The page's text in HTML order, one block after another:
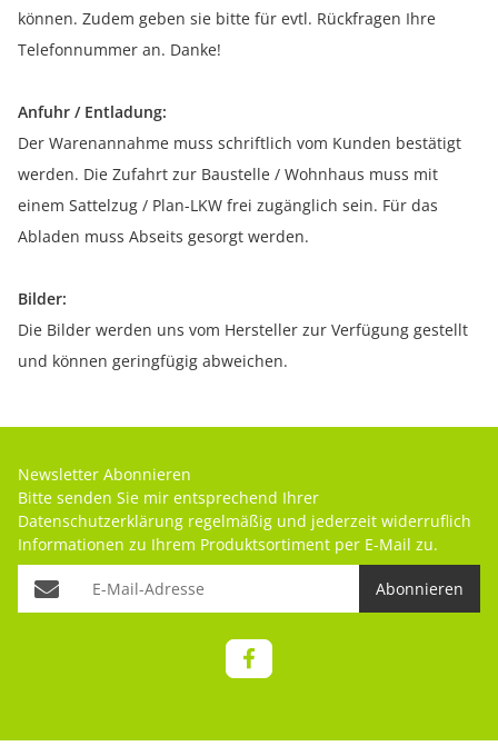
können. Zudem geben sie bitte für evtl. Rückfragen Ihre
Telefonnummer an. Danke!
Anfuhr / Entladung:
Der Warenannahme muss schriftlich vom Kunden bestätigt
werden. Die Zufahrt zur Baustelle / Wohnhaus muss mit
einem Sattelzug / Plan-LKW frei zugänglich sein. Für das
Abladen muss Abseits gesorgt werden.
Bilder:
Die Bilder werden uns vom Hersteller zur Verfügung gestellt
und können geringfügig abweichen.
Newsletter Abonnieren
Bitte senden Sie mir entsprechend Ihrer
Datenschutzerklärung regelmäßig und jederzeit widerruflich
Informationen zu Ihrem Produktsortiment per E-Mail zu.
Abonnieren